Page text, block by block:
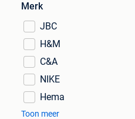
Merk
JBC
H&M
C&A
NIKE
Hema
Toon meer